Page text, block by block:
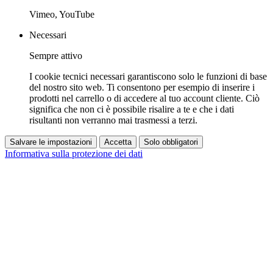
Vimeo, YouTube
Necessari
Sempre attivo
I cookie tecnici necessari garantiscono solo le funzioni di base
del nostro sito web. Ti consentono per esempio di inserire i
prodotti nel carrello o di accedere al tuo account cliente. Ciò
significa che non ci è possibile risalire a te e che i dati
risultanti non verranno mai trasmessi a terzi.
Salvare le impostazioni Accetta Solo obbligatori
Informativa sulla protezione dei dati